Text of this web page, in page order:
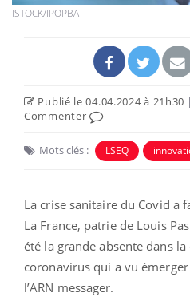
ISTOCK/IPOPBA
Publié le 04.04.2024 à 21h30
Commenter
Mots clés : LSEQ
La crise sanitaire du Covid a
La France, patrie de Louis
été la grande absente dans
coronavirus qui a vu
l’ARN messager.